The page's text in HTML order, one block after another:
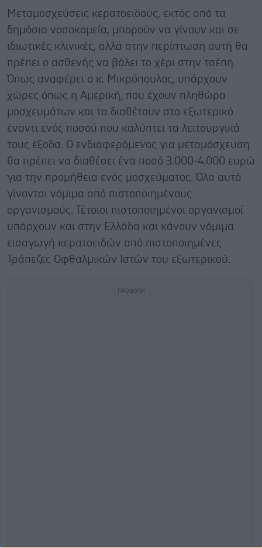
Μεταμοσχεύσεις κερατοειδούς, εκτός από τα
δημόσια νοσοκομεία, μπορούν να γίνουν και σε
ιδιωτικές κλινικές, αλλά στην περίπτωση αυτή θα
πρέπει ο ασθενής να βάλει το χέρι στην τσέπη.
Όπως αναφέρει ο κ. Μικρόπουλος, υπάρχουν
χώρες όπως η Αμερική, που έχουν πληθώρα
μοσχευμάτων και τα διαθέτουν στο εξωτερικό
έναντι ενός ποσού που καλύπτει τα λειτουργικά
τους έξοδα. Ο ενδιαφερόμενος για μεταμόσχευση
θα πρέπει να διαθέσει ένα ποσό 3.000-4.000 ευρώ
για την προμήθεια ενός μοσχεύματος. Όλα αυτά
γίνονται νόμιμα από πιστοποιημένους
οργανισμούς. Τέτοιοι πιστοποιημένοι οργανισμοί
υπάρχουν και στην Ελλάδα και κάνουν νόμιμα
εισαγωγή κερατοειδών από πιστοποιημένες
Τράπεζες Οφθαλμικών Ιστών του εξωτερικού.